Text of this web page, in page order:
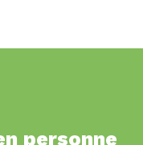
personne